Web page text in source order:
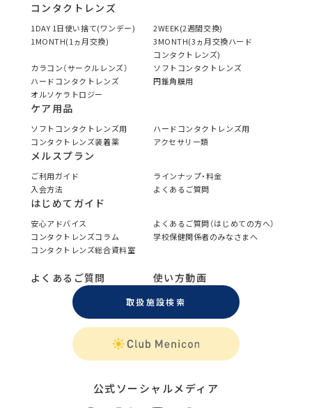
コンタクトレンズ
1DAY 1日使い捨て(ワンデー)
2WEEK(2週間交換)
1MONTH(1ヵ月交換)
3MONTH(3ヵ月交換ハード
コンタクトレンズ)
カラコン（サークルレンズ）
ソフトコンタクトレンズ
ハードコンタクトレンズ
円錐角膜用
オルソケラトロジー
ケア用品
ソフトコンタクトレンズ用
ハードコンタクトレンズ用
コンタクトレンズ装着薬
アクセサリー類
メルスプラン
ご利用ガイド
ラインナップ・料金
入会方法
よくあるご質問
はじめてガイド
安心アドバイス
よくあるご質問（はじめての方へ）
コンタクトレンズコラム
学校保健関係者のみなさまへ
コンタクトレンズ総合資料室
よくあるご質問 使い方動画
取扱施設検索
公式ソーシャルメディア